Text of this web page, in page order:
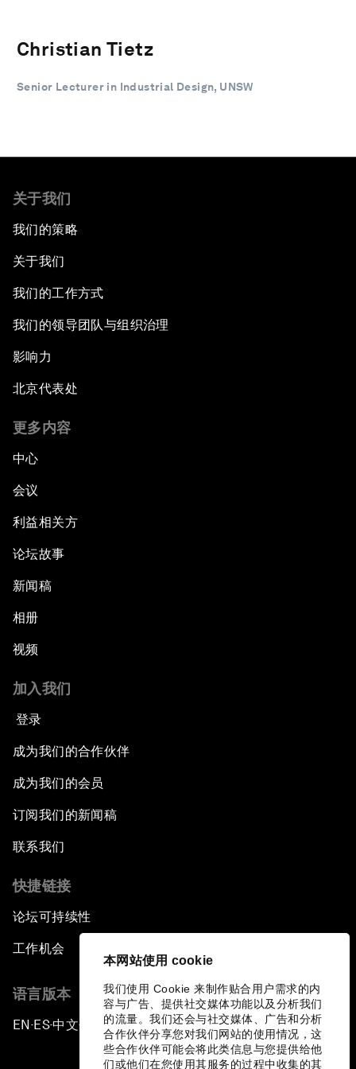
本网站使用 cookie
我们使用 Cookie 来制作贴合用户需求的内
容与广告、提供社交媒体功能以及分析我们
的流量。我们还会与社交媒体、广告和分析
合作伙伴分享您对我们网站的使用情况，这
些合作伙伴可能会将此类信息与您提供给他
们或他们在您使用其服务的过程中收集的其
Christian Tietz
Senior Lecturer in Industrial Design, UNSW
关于我们
我们的策略
关于我们
我们的工作方式
我们的领导团队与组织治理
影响力
北京代表处
更多内容
中心
会议
利益相关方
论坛故事
新闻稿
相册
视频
加入我们
登录
成为我们的合作伙伴
成为我们的会员
订阅我们的新闻稿
联系我们
快捷链接
论坛可持续性
工作机会
语言版本
EN ▪ES▪中文▪ 日本語